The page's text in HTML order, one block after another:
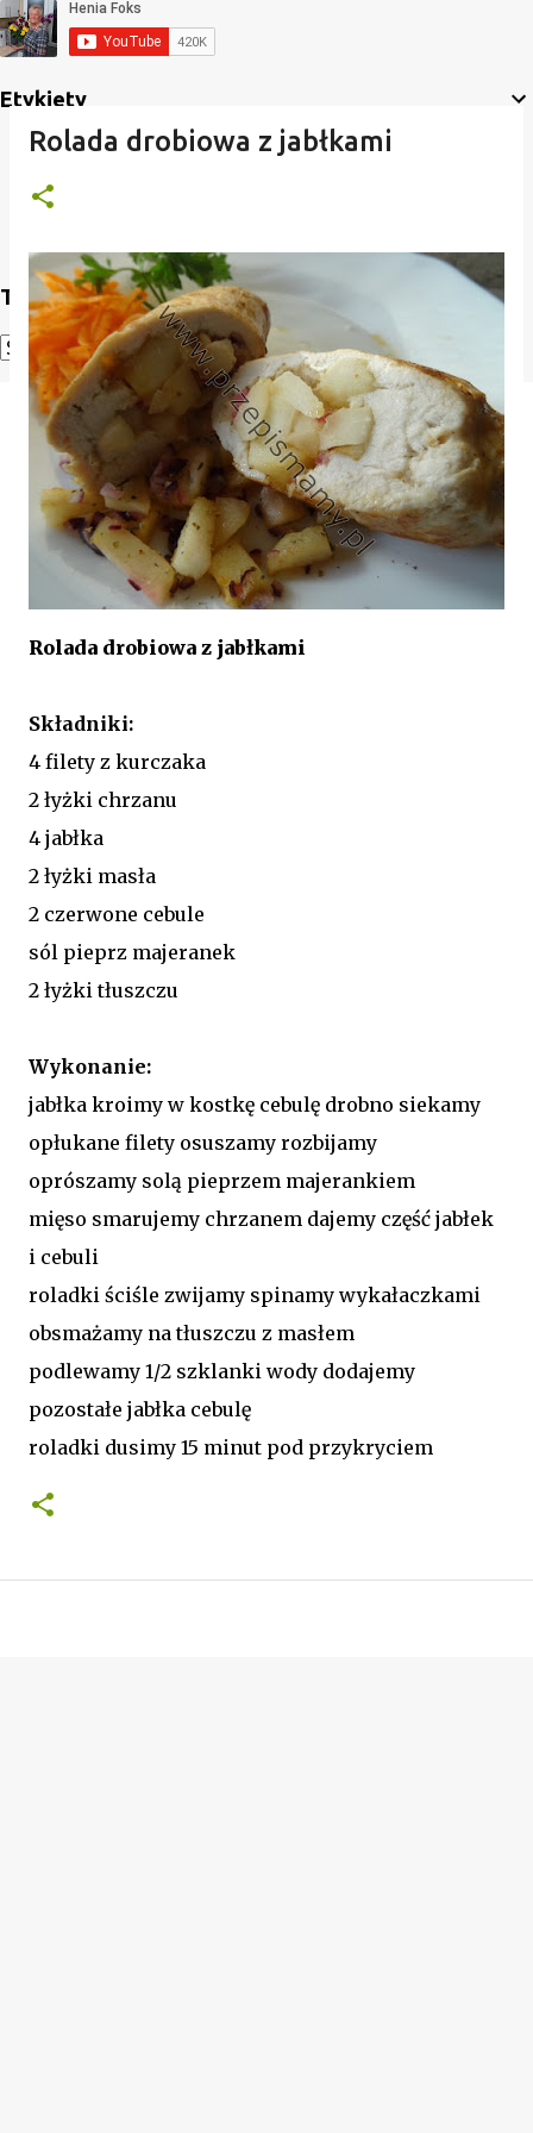
Etykiety
Translate
Powered by Translate
Rolada drobiowa z jabłkami
Rolada drobiowa z jabłkami
Składniki:
4 filety z kurczaka
2 łyżki chrzanu
4 jabłka
2 łyżki masła
2 czerwone cebule
sól pieprz majeranek
2 łyżki tłuszczu
Wykonanie:
jabłka kroimy w kostkę cebulę drobno siekamy
opłukane filety osuszamy rozbijamy
oprószamy solą pieprzem majerankiem
mięso smarujemy chrzanem dajemy część jabłek
i cebuli
roladki ściśle zwijamy spinamy wykałaczkami
obsmażamy na tłuszczu z masłem
podlewamy 1/2 szklanki wody dodajemy
pozostałe jabłka cebulę
roladki dusimy 15 minut pod przykryciem